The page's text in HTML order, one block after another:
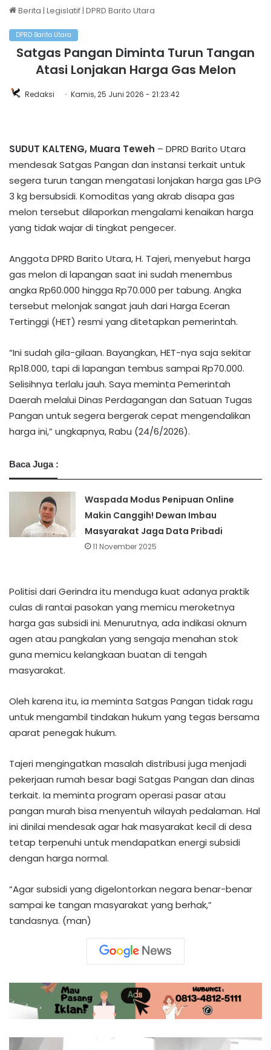
Berita | Legislatif| DPRD Barito Utara
DPRD Barito Utara
Satgas Pangan Diminta Turun Tangan
Atasi Lonjakan Harga Gas Melon
Redaksi Kamis, 25 Juni 2026 - 21:23:42
SUDUT KALTENG, Muara Teweh – DPRD Barito Utara
mendesak Satgas Pangan dan instansi terkait untuk
segera turun tangan mengatasi lonjakan harga gas LPG
3 kg bersubsidi. Komoditas yang akrab disapa gas
melon tersebut dilaporkan mengalami kenaikan harga
yang tidak wajar di tingkat pengecer.
Anggota DPRD Barito Utara, H. Tajeri, menyebut harga
gas melon di lapangan saat ini sudah menembus
angka Rp60.000 hingga Rp70.000 per tabung. Angka
tersebut melonjak sangat jauh dari Harga Eceran
Tertinggi (HET) resmi yang ditetapkan pemerintah.
​“Ini sudah gila-gilaan. Bayangkan, HET-nya saja sekitar
Rp18.000, tapi di lapangan tembus sampai Rp70.000.
Selisihnya terlalu jauh. Saya meminta Pemerintah
Daerah melalui Dinas Perdagangan dan Satuan Tugas
Pangan untuk segera bergerak cepat mengendalikan
harga ini,” ungkapnya, Rabu (24/6/2026).
Baca Juga :
Waspada Modus Penipuan Online
Makin Canggih! Dewan Imbau
Masyarakat Jaga Data Pribadi
11 November 2025
Politisi dari Gerindra itu menduga kuat adanya praktik
culas di rantai pasokan yang memicu meroketnya
harga gas subsidi ini. Menurutnya, ada indikasi oknum
agen atau pangkalan yang sengaja menahan stok
guna memicu kelangkaan buatan di tengah
masyarakat.
Oleh karena itu, ia meminta Satgas Pangan tidak ragu
untuk mengambil tindakan hukum yang tegas bersama
aparat penegak hukum.
Tajeri mengingatkan masalah distribusi juga menjadi
pekerjaan rumah besar bagi Satgas Pangan dan dinas
terkait. Ia meminta program operasi pasar atau
pangan murah bisa menyentuh wilayah pedalaman. Hal
ini dinilai mendesak agar hak masyarakat kecil di desa
tetap terpenuhi untuk mendapatkan energi subsidi
dengan harga normal.
“Agar subsidi yang digelontorkan negara benar-benar
sampai ke tangan masyarakat yang berhak,”
tandasnya. (man)